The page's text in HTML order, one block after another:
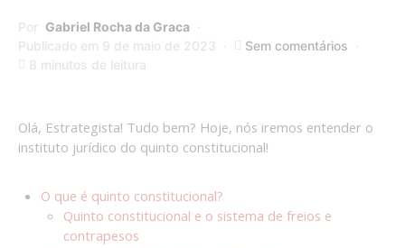
Por Gabriel Rocha da Graca
Publicado em 9 de maio de 2023
Sem comentários
8 minutos de leitura
Olá, Estrategista! Tudo bem? Hoje, nós iremos entender o
instituto jurídico do quinto constitucional!
O que é quinto constitucional?
Quinto constitucional e o sistema de freios e
contrapesos